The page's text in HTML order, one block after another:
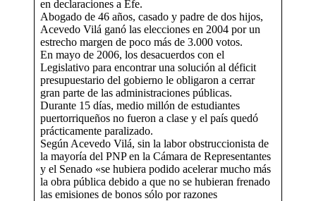
en declaraciones a Efe.
Abogado de 46 años, casado y padre de dos hijos,
Acevedo Vilá ganó las elecciones en 2004 por un
estrecho margen de poco más de 3.000 votos.
En mayo de 2006, los desacuerdos con el
Legislativo para encontrar una solución al déficit
presupuestario del gobierno le obligaron a cerrar
gran parte de las administraciones públicas.
Durante 15 días, medio millón de estudiantes
puertorriqueños no fueron a clase y el país quedó
prácticamente paralizado.
Según Acevedo Vilá, sin la labor obstruccionista de
la mayoría del PNP en la Cámara de Representantes
y el Senado «se hubiera podido acelerar mucho más
la obra pública debido a que no se hubieran frenado
las emisiones de bonos sólo por razones